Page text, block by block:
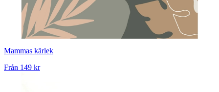
Mammas kärlek
Från 149 kr